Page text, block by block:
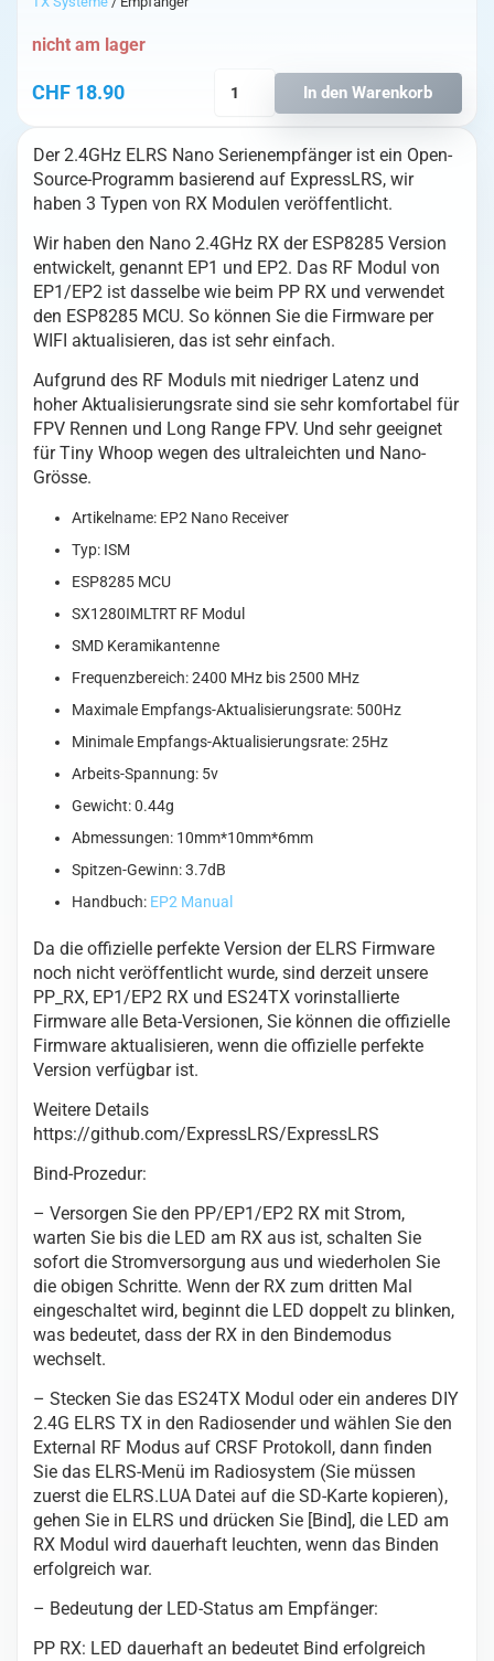
CHF 18.90
nicht am lager
RadioMaster
EP2
Nano
Receiver
In den Warenkorb
Der 2.4GHz ELRS Nano Serienempfänger ist ein Open-
Source-Programm basierend auf ExpressLRS, wir
haben 3 Typen von RX Modulen veröffentlicht.
Wir haben den Nano 2.4GHz RX der ESP8285 Version
entwickelt, genannt EP1 und EP2. Das RF Modul von
EP1/EP2 ist dasselbe wie beim PP RX und verwendet
den ESP8285 MCU. So können Sie die Firmware per
WIFI aktualisieren, das ist sehr einfach.
Aufgrund des RF Moduls mit niedriger Latenz und
hoher Aktualisierungsrate sind sie sehr komfortabel für
FPV Rennen und Long Range FPV. Und sehr geeignet
für Tiny Whoop wegen des ultraleichten und Nano-
Grösse.
Artikelname: EP2 Nano Receiver
Typ: ISM
ESP8285 MCU
SX1280IMLTRT RF Modul
SMD Keramikantenne
Frequenzbereich: 2400 MHz bis 2500 MHz
Maximale Empfangs-Aktualisierungsrate: 500Hz
Minimale Empfangs-Aktualisierungsrate: 25Hz
Arbeits-Spannung: 5v
Gewicht: 0.44g
Abmessungen: 10mm*10mm*6mm
Spitzen-Gewinn: 3.7dB
Handbuch: EP2 Manual
Da die offizielle perfekte Version der ELRS Firmware
noch nicht veröffentlicht wurde, sind derzeit unsere
PP_RX, EP1/EP2 RX und ES24TX vorinstallierte
Firmware alle Beta-Versionen, Sie können die offizielle
Firmware aktualisieren, wenn die offizielle perfekte
Version verfügbar ist.
Weitere Details
https://github.com/ExpressLRS/ExpressLRS
Bind-Prozedur:
– Versorgen Sie den PP/EP1/EP2 RX mit Strom,
warten Sie bis die LED am RX aus ist, schalten Sie
sofort die Stromversorgung aus und wiederholen Sie
die obigen Schritte. Wenn der RX zum dritten Mal
eingeschaltet wird, beginnt die LED doppelt zu blinken,
was bedeutet, dass der RX in den Bindemodus
wechselt.
– Stecken Sie das ES24TX Modul oder ein anderes DIY
2.4G ELRS TX in den Radiosender und wählen Sie den
External RF Modus auf CRSF Protokoll, dann finden
Sie das ELRS-Menü im Radiosystem (Sie müssen
zuerst die ELRS.LUA Datei auf die SD-Karte kopieren),
gehen Sie in ELRS und drücken Sie [Bind], die LED am
RX Modul wird dauerhaft leuchten, wenn das Binden
erfolgreich war.
– Bedeutung der LED-Status am Empfänger:
PP RX: LED dauerhaft an bedeutet Bind erfolgreich